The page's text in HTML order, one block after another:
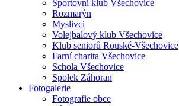
Sportovní klub Všechovice
Rozmarýn
Myslivci
Volejbalový klub Všechovice
Klub seniorů Rouské-Všechovice
Farní charita Všechovice
Schola Všechovice
Spolek Záhoran
Fotogalerie
Fotografie obce